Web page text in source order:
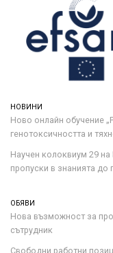
НОВИНИ
Ново онлайн обучение
генотоксичността и
Научен колоквиум 29
пропуски в знанията до
ОБЯВИ
Нова възможност за
сътрудник
Свободни работни